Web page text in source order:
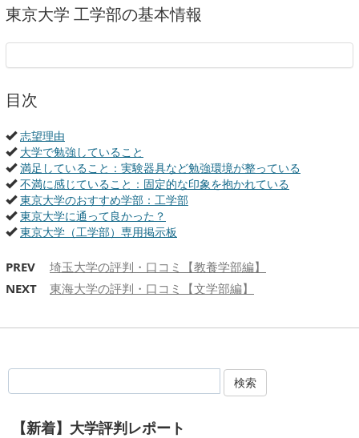
東京大学 工学部の基本情報
目次
志望理由
大学で勉強していること
満足していること：実験器具など勉強環境が整っている
不満に感じていること：固定的な印象を抱かれている
東京大学のおすすめ学部：工学部
東京大学に通って良かった？
東京大学（工学部）専用掲示板
PREV
埼玉大学の評判・口コミ【教養学部編】
NEXT
東海大学の評判・口コミ【文学部編】
検索
【新着】大学評判レポート